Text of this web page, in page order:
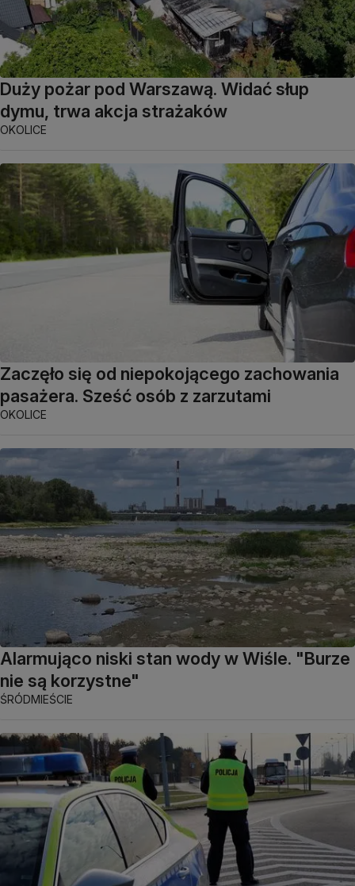
Duży pożar pod Warszawą. Widać słup
dymu, trwa akcja strażaków
OKOLICE
Zaczęło się od niepokojącego zachowania
pasażera. Sześć osób z zarzutami
OKOLICE
Alarmująco niski stan wody w Wiśle. "Burze
nie są korzystne"
ŚRÓDMIEŚCIE